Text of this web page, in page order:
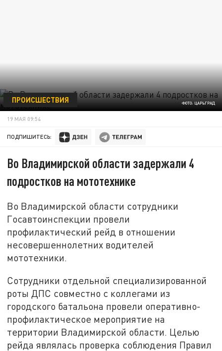
ФОТО: ЦАРЬГРАД
ПРОИСШЕСТВИЯ
19 МАЯ 09:54
ПОДПИШИТЕСЬ:
Во Владимирской области задержали 4
подростков на мототехнике
Во Владимирской области сотрудники
Госавтоинспекции провели
профилактический рейд в отношении
несовершеннолетних водителей
мототехники.
Сотрудники отдельной специализированной
роты ДПС совместно с коллегами из
городского батальона провели оперативно-
профилактическое мероприятие на
территории Владимирской области. Целью
рейда являлась проверка соблюдения Правил